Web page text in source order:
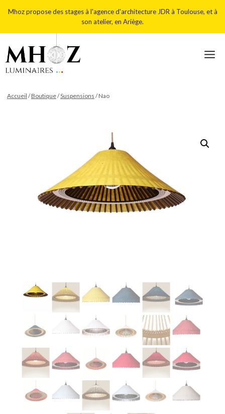
Mhoz propose des stages à l'agence d'architecture JDR à Toulouse, et à
son atelier, en Ariège.
Accueil /Boutique/Suspensions /Nao